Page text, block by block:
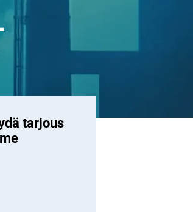
tarjous